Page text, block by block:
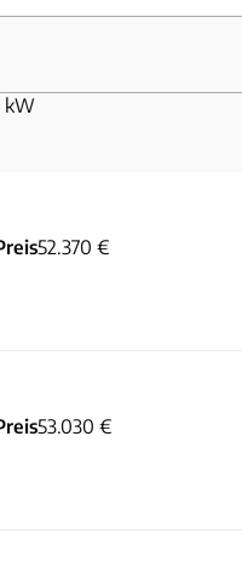
kW
52.370 €
53.030 €